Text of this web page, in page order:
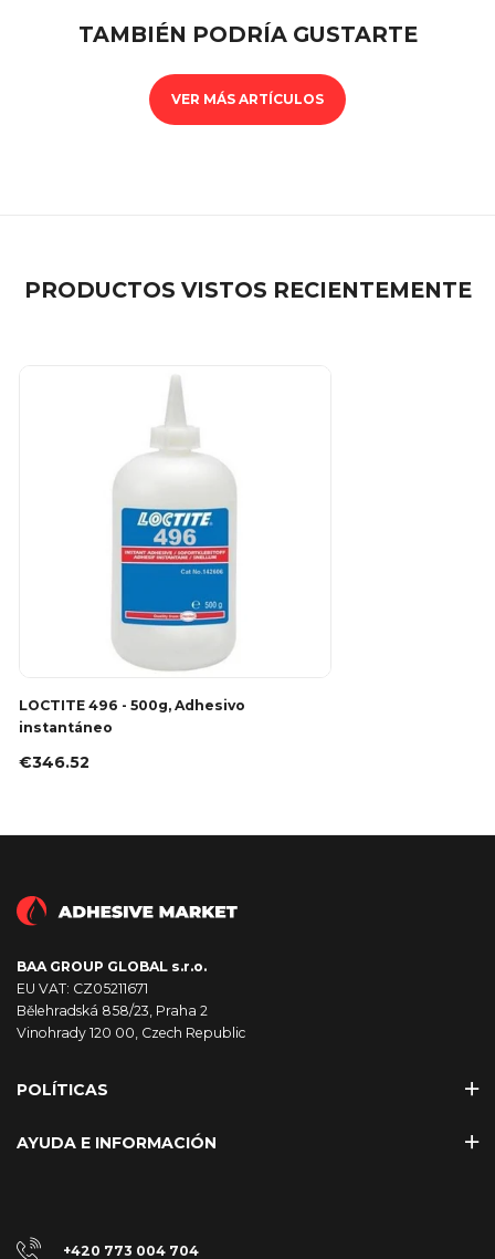
TAMBIÉN PODRÍA GUSTARTE
VER MÁS ARTÍCULOS
PRODUCTOS VISTOS RECIENTEMENTE
LOCTITE 496 - 500g, Adhesivo
instantáneo
€346.52
BAA GROUP GLOBAL s.r.o.
EU VAT: CZ05211671
Bělehradská 858/23, Praha 2
Vinohrady 120 00, Czech Republic
POLÍTICAS
AYUDA E INFORMACIÓN
+420 773 004 704